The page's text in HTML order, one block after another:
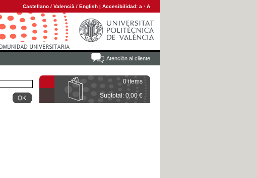
Castellano / Valencià / English | Accesibilidad: a · A
Atención al cliente
0 items
Subtotal: 0,00 €